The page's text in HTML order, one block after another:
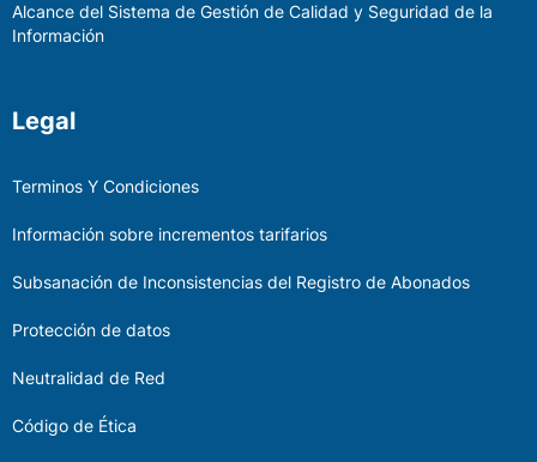
Alcance del Sistema de Gestión de Calidad y Seguridad de la
Información
Legal
Terminos Y Condiciones
Información sobre incrementos tarifarios
Subsanación de Inconsistencias del Registro de Abonados
Protección de datos
Neutralidad de Red
Código de Ética